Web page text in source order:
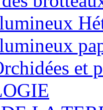
et